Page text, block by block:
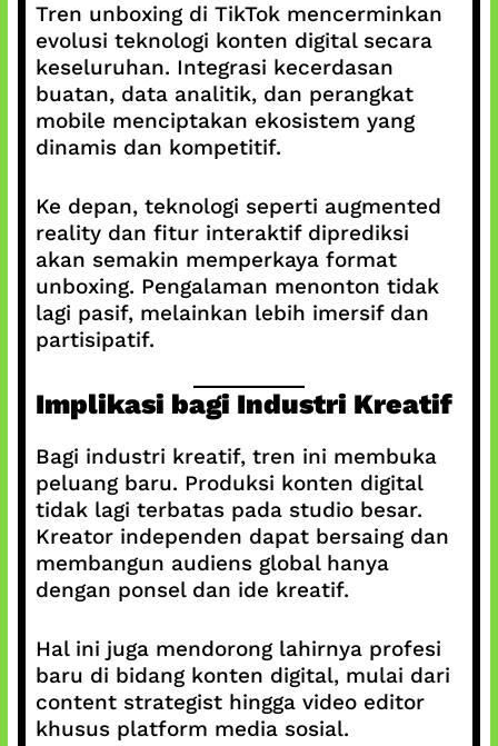
Tren unboxing di TikTok mencerminkan
evolusi teknologi konten digital secara
keseluruhan. Integrasi kecerdasan
buatan, data analitik, dan perangkat
mobile menciptakan ekosistem yang
dinamis dan kompetitif.
Ke depan, teknologi seperti augmented
reality dan fitur interaktif diprediksi
akan semakin memperkaya format
unboxing. Pengalaman menonton tidak
lagi pasif, melainkan lebih imersif dan
partisipatif.
Implikasi bagi Industri Kreatif
Bagi industri kreatif, tren ini membuka
peluang baru. Produksi konten digital
tidak lagi terbatas pada studio besar.
Kreator independen dapat bersaing dan
membangun audiens global hanya
dengan ponsel dan ide kreatif.
Hal ini juga mendorong lahirnya profesi
baru di bidang konten digital, mulai dari
content strategist hingga video editor
khusus platform media sosial.